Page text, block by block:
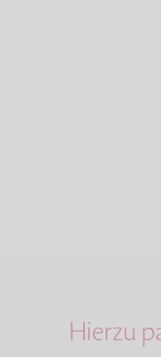
Hierzu